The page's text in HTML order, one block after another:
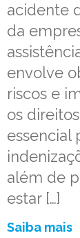
acidente
da
envolve
riscos e
os
essencial
além de
estar […]
Saiba mais